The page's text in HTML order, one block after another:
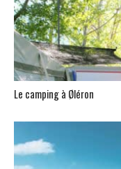
Le camping à Øléron